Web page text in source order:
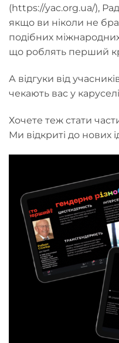
(https://yac.org.ua/),
якщо ви ніколи не
подібних
що роблять перший
А відгуки від
чекають вас у
Хочете теж стати
Ми відкриті до нових